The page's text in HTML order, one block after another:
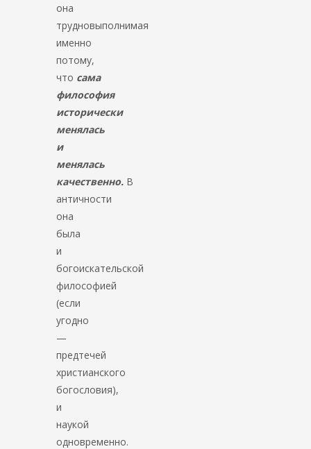
она
трудновыполнимая
именно
потому,
что сама
философия
исторически
менялась
и
менялась
качественно. В
античности
она
была
и
богоискательской
философией
(если
угодно
—
предтечей
христианского
богословия),
и
наукой
одновременно.